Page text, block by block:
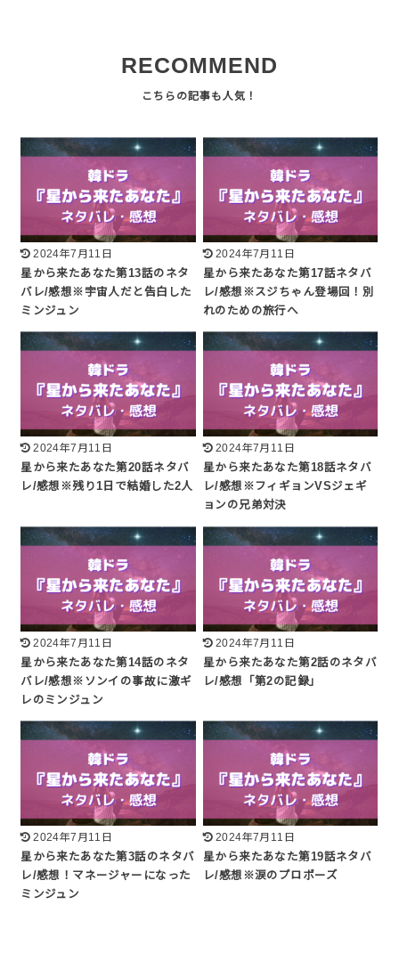
RECOMMEND
2024年7月11日
星から来たあなた第13話のネタ
バレ/感想※宇宙人だと告白した
ミンジュン
2024年7月11日
星から来たあなた第17話ネタバ
レ/感想※スジちゃん登場回！別
れのための旅行へ
2024年7月11日
星から来たあなた第20話ネタバ
レ/感想※残り1日で結婚した2人
2024年7月11日
星から来たあなた第18話ネタバ
レ/感想※フィギョンVSジェギ
ョンの兄弟対決
2024年7月11日
星から来たあなた第14話のネタ
バレ/感想※ソンイの事故に激ギ
レのミンジュン
2024年7月11日
星から来たあなた第2話のネタバ
レ/感想「第2の記録」
2024年7月11日
星から来たあなた第3話のネタバ
レ/感想！マネージャーになった
ミンジュン
2024年7月11日
星から来たあなた第19話ネタバ
レ/感想※涙のプロポーズ